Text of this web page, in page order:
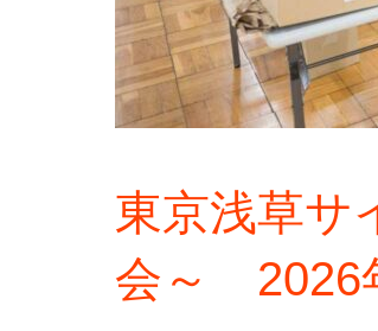
東京浅草サ
会～ 2026